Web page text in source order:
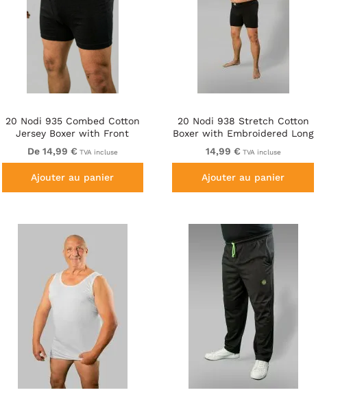
20 Nodi 935 Combed Cotton
Jersey Boxer with Front
Button Fly Black
De 14,99 € TVA incluse
Ajouter au panier
20 Nodi 938 Stretch Cotton
Boxer with Embroidered Long
Leg Black
14,99 € TVA incluse
Ajouter au panier